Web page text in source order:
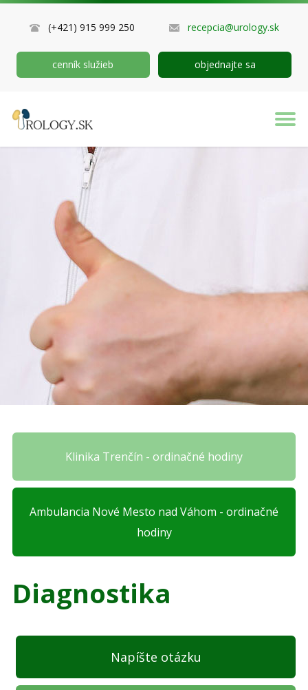
(+421) 915 999 250 recepcia@urology.sk
cenník služieb objednajte sa
Klinika Trenčín - ordinačné hodiny
Ambulancia Nové Mesto nad Váhom - ordinačné
hodiny
Diagnostika
Napíšte otázku